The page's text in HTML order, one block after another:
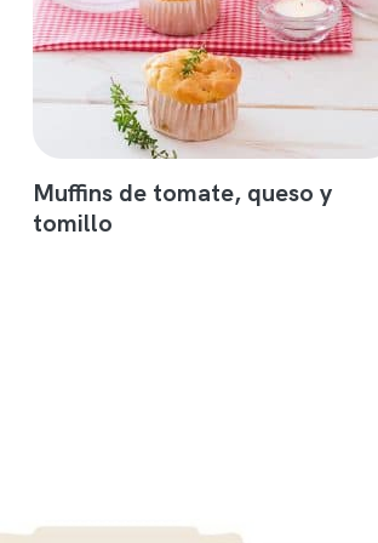
Muffins de tomate, queso y
tomillo